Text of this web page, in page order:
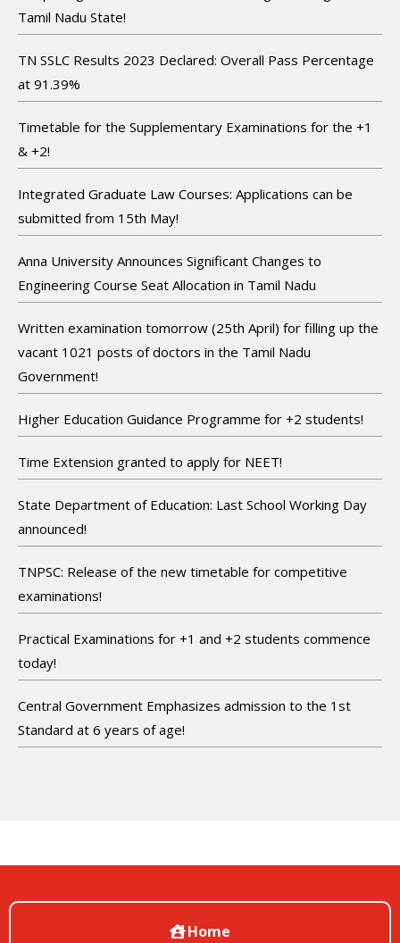
Tamil Nadu State!
TN SSLC Results 2023 Declared: Overall Pass Percentage
at 91.39%
Timetable for the Supplementary Examinations for the +1
& +2!
Integrated Graduate Law Courses: Applications can be
submitted from 15th May!
Anna University Announces Significant Changes to
Engineering Course Seat Allocation in Tamil Nadu
Written examination tomorrow (25th April) for filling up the
vacant 1021 posts of doctors in the Tamil Nadu
Government!
Higher Education Guidance Programme for +2 students!
Time Extension granted to apply for NEET!
State Department of Education: Last School Working Day
announced!
TNPSC: Release of the new timetable for competitive
examinations!
Practical Examinations for +1 and +2 students commence
today!
Central Government Emphasizes admission to the 1st
Standard at 6 years of age!
Home